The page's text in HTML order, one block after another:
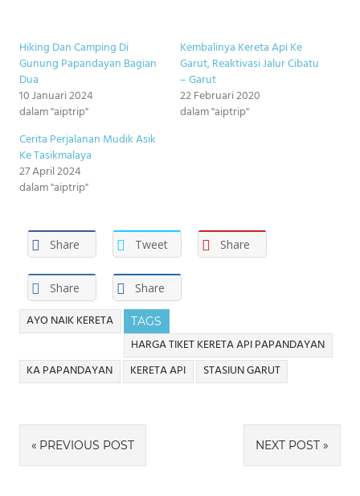
Hiking Dan Camping Di
Gunung Papandayan Bagian
Dua
10 Januari 2024
dalam "aiptrip"
Kembalinya Kereta Api Ke
Garut, Reaktivasi Jalur Cibatu
– Garut
22 Februari 2020
dalam "aiptrip"
Cerita Perjalanan Mudik Asik
Ke Tasikmalaya
27 April 2024
dalam "aiptrip"
Share Tweet Share
Share Share
TAGS
AYO NAIK KERETA
HARGA TIKET KERETA API PAPANDAYAN
KA PAPANDAYAN
KERETA API STASIUN GARUT
Navigasi
pos
PREVIOUS POST NEXT POST